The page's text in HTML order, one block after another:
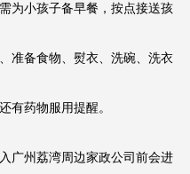
为小孩子备早餐，按点接送孩
准备食物、熨衣、洗碗、洗衣
有药物服用提醒。
广州荔湾周边家政公司前会进